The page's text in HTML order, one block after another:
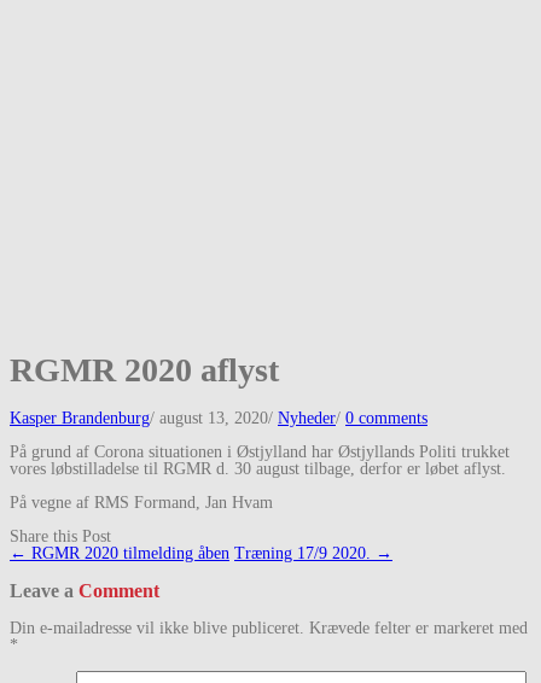
RGMR 2020 aflyst
Kasper Brandenburg/ august 13, 2020/ Nyheder/ 0 comments
På grund af Corona situationen i Østjylland har Østjyllands Politi trukket
vores løbstilladelse til RGMR d. 30 august tilbage, derfor er løbet aflyst.
På vegne af RMS Formand, Jan Hvam
Share this Post
Post
← RGMR 2020 tilmelding åben Træning 17/9 2020. →
Leave a Comment
Din e-mailadresse vil ikke blive publiceret. Krævede felter er markeret med
*